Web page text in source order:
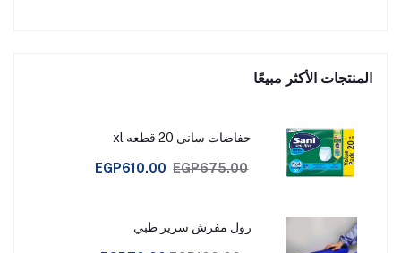
المنتجات الأكثر مبيعًا
حفاضات سانى 20 قطعه xl
EGP610.00 EGP675.00
رول مفرش سرير طبي